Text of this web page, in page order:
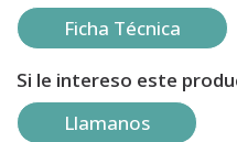
Ficha Técnica
Si le intereso este
Llamanos